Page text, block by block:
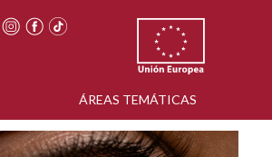
ÁREAS TEMÁTICAS